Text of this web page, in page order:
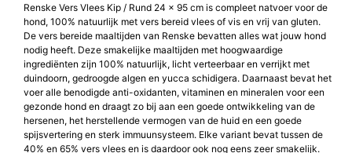
Renske Vers Vlees Kip / Rund 24 x 95 cm is compleet natvoer voor de
hond, 100% natuurlijk met vers bereid vlees of vis en vrij van gluten.
De vers bereide maaltijden van Renske bevatten alles wat jouw hond
nodig heeft. Deze smakelijke maaltijden met hoogwaardige
ingrediënten zijn 100% natuurlijk, licht verteerbaar en verrijkt met
duindoorn, gedroogde algen en yucca schidigera. Daarnaast bevat het
voer alle benodigde anti-oxidanten, vitaminen en mineralen voor een
gezonde hond en draagt zo bij aan een goede ontwikkeling van de
hersenen, het herstellende vermogen van de huid en een goede
spijsvertering en sterk immuunsysteem. Elke variant bevat tussen de
40% en 65% vers vlees en is daardoor ook nog eens zeer smakelijk.